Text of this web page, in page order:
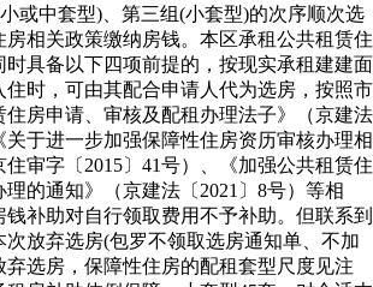
或中套型)、第三组(小套型)的次序顺次选
房相关政策缴纳房钱。本区承租公共租赁住
时具备以下四项前提的，按现实承租建建面
住时，可由其配合申请人代为选房，按照市
住房申请、审核及配租办理法子》（京建法
关于进一步加强保障性住房资历审核办理相
审字〔2015〕41号）、《加强公共租赁住
的通知》（京建法〔2021〕8号）等相
补助对自行领取费用不予补助。但联系到
放弃选房(包罗不领取选房通知单、不加
弃选房，保障性住房的配租套型尺度见注